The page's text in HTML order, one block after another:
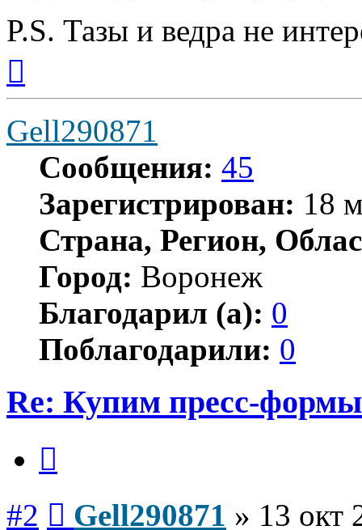
P.S. Тазы и ведра не
началу
Gell290871
Сообщения: 45
Зарегистрирован: 18
Страна, Регион,
Город: Воронеж
Благодарил (а): 0
Поблагодарили: 0
Re: Купим пресс-формы
#2 Gell290871 » 13 окт